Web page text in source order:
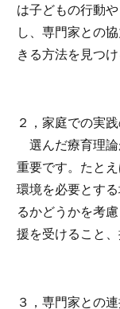
は子どもの行動
し、専門家との
きる方法を見つ
２，家庭での実
選んだ療育理論
重要です。たと
環境を必要とす
るかどうかを考
援を受けること
３，専門家との